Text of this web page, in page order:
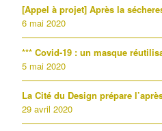
[Appel à projet] Après la
6 mai 2020
*** Covid-19 : un masque
5 mai 2020
La Cité du Design prépare
29 avril 2020